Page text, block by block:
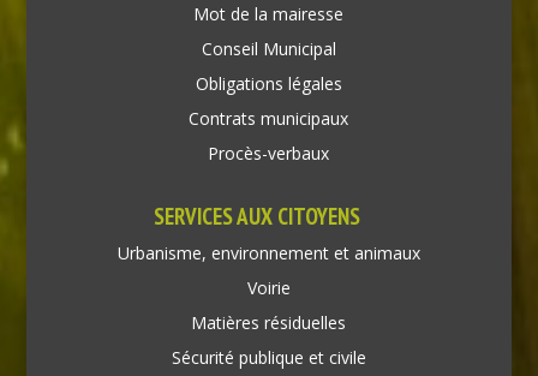
Mot de la mairesse
Conseil Municipal
Obligations légales
Contrats municipaux
Procès-verbaux
SERVICES AUX CITOYENS
Urbanisme, environnement et animaux
Voirie
Matières résiduelles
Sécurité publique et civile